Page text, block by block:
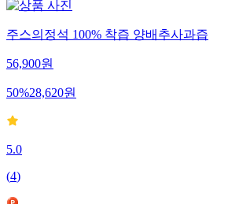
주스의정석 100% 착즙 양배추사과즙
56,900원
50%28,620원
5.0
(4)